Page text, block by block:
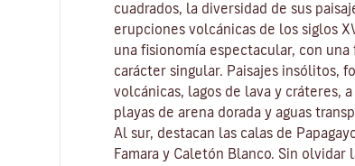
cuadrados, la diversidad de sus
erupciones volcánicas de los siglos
una fisionomía espectacular, con
carácter singular. Paisajes insólitos,
volcánicas, lagos de lava y cráteres,
playas de arena dorada y aguas
Al sur, destacan las calas de
Famara y Caletón Blanco . Sin olvidar